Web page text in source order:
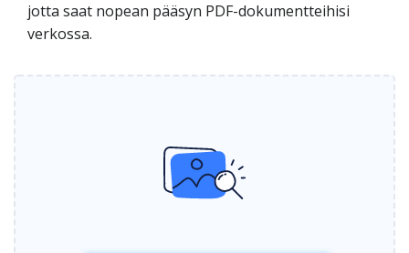
jotta saat nopean pääsyn PDF-dokumentteihisi
verkossa.